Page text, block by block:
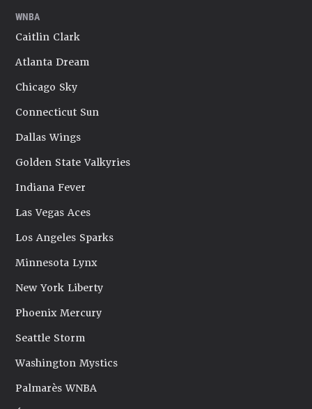
WNBA
Caitlin Clark
Atlanta Dream
Chicago Sky
Connecticut Sun
Dallas Wings
Golden State Valkyries
Indiana Fever
Las Vegas Aces
Los Angeles Sparks
Minnesota Lynx
New York Liberty
Phoenix Mercury
Seattle Storm
Washington Mystics
Palmarès WNBA